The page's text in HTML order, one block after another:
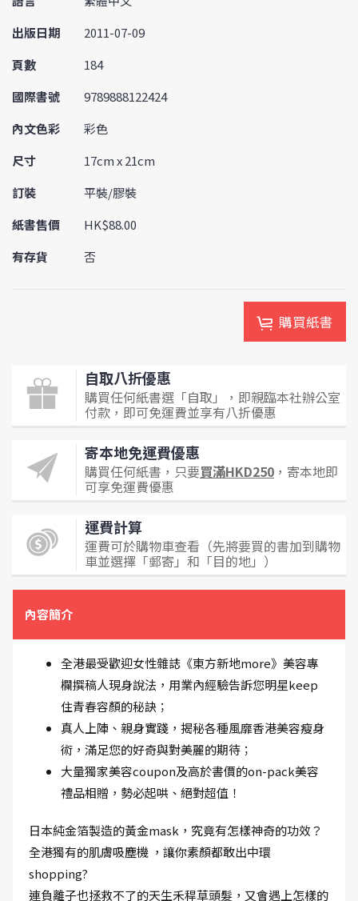
出版日期
2011-07-09
頁數
184
國際書號
9789888122424
內文色彩
彩色
尺寸
17cm x 21cm
訂裝
平裝/膠裝
紙書售價
HK$88.00
有存貨
否
購買紙書
自取八折優惠
購買任何紙書選「自取」，即親臨本社辦公室
付款，即可免運費並享有八折優惠
寄本地免運費優惠
購買任何紙書，只要買滿HKD250 ，寄本地即
可享免運費優惠
運費計算
運費可於購物車查看（先將要買的書加到購物
車並選擇「郵寄」和「目的地」）
內容簡介
全港最受歡迎女性雜誌《東方新地more》美容專
欄撰稿人現身說法，用業內經驗告訴您明星keep
住青春容顏的秘訣；
真人上陣、親身實踐，揭秘各種風靡香港美容瘦身
術，滿足您的好奇與對美麗的期待；
大量獨家美容coupon及高於書價的on-pack美容
禮品相贈，勢必起哄、絕對超值！
日本純金箔製造的黃金mask，究竟有怎樣神奇的功效？
全港獨有的肌膚吸塵機 ，讓你素顏都敢出中環
shopping?
連負離子也拯救不了的天生禾稈草頭髮，又會遇上怎樣的